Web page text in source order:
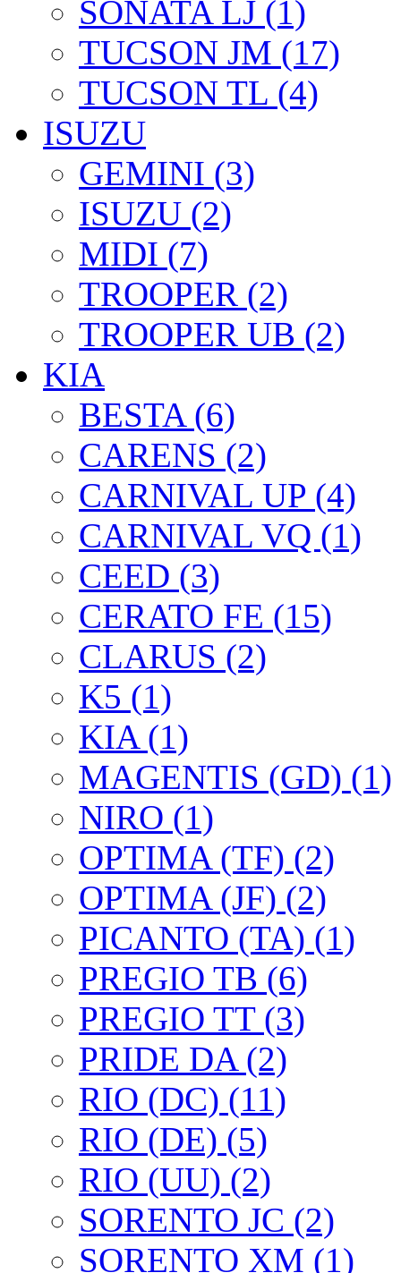
SONATA LJ (1)
TUCSON JM (17)
TUCSON TL (4)
ISUZU
GEMINI (3)
ISUZU (2)
MIDI (7)
TROOPER (2)
TROOPER UB (2)
KIA
BESTA (6)
CARENS (2)
CARNIVAL UP (4)
CARNIVAL VQ (1)
CEED (3)
CERATO FE (15)
CLARUS (2)
K5 (1)
KIA (1)
MAGENTIS (GD) (1)
NIRO (1)
OPTIMA (TF) (2)
OPTIMA (JF) (2)
PICANTO (TA) (1)
PREGIO TB (6)
PREGIO TT (3)
PRIDE DA (2)
RIO (DC) (11)
RIO (DE) (5)
RIO (UU) (2)
SORENTO JC (2)
SORENTO XM (1)